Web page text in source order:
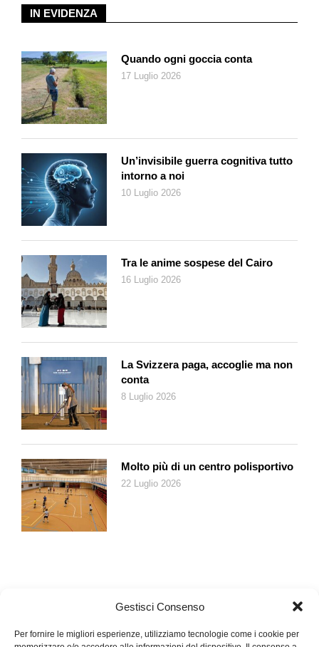
Gestisci Consenso
Per fornire le migliori esperienze, utilizziamo tecnologie come i cookie per
20. CVLDNTNNSGRDNBCC
IN EVIDENZA
Quando ogni goccia conta
17 Luglio 2026
Un’invisibile guerra cognitiva tutto
intorno a noi
10 Luglio 2026
Tra le anime sospese del Cairo
16 Luglio 2026
La Svizzera paga, accoglie ma non
conta
8 Luglio 2026
Molto più di un centro polisportivo
22 Luglio 2026